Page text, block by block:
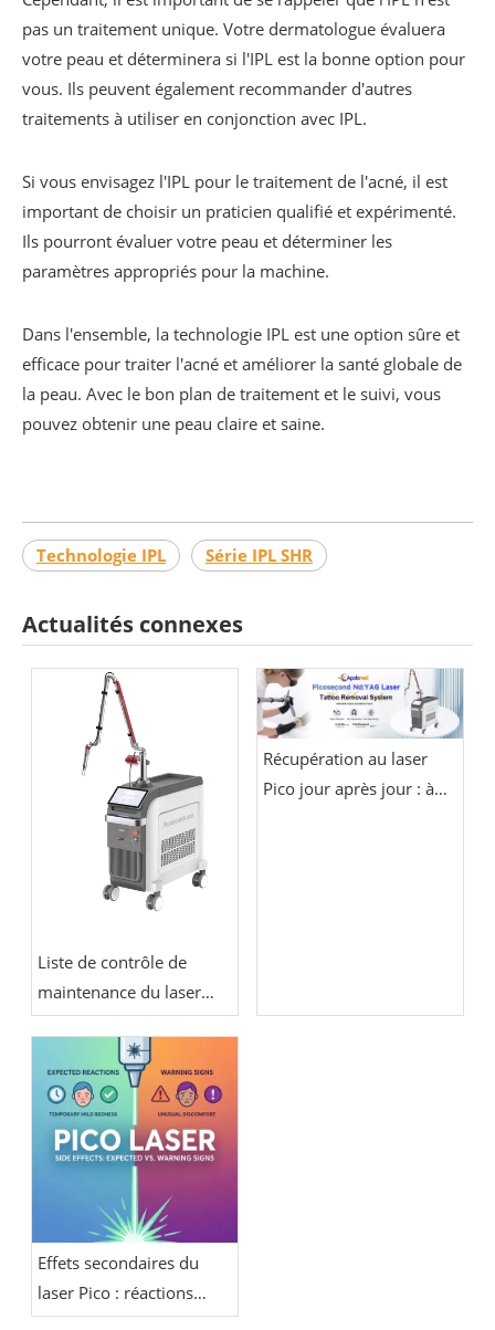
pas un traitement unique. Votre dermatologue évaluera
votre peau et déterminera si l'IPL est la bonne option pour
vous. Ils peuvent également recommander d'autres
traitements à utiliser en conjonction avec IPL.
Si vous envisagez l'IPL pour le traitement de l'acné, il est
important de choisir un praticien qualifié et expérimenté.
Ils pourront évaluer votre peau et déterminer les
paramètres appropriés pour la machine.
Dans l'ensemble, la technologie IPL est une option sûre et
efficace pour traiter l'acné et améliorer la santé globale de
la peau. Avec le bon plan de traitement et le suivi, vous
pouvez obtenir une peau claire et saine.
Technologie IPL Série IPL SHR
Actualités connexes
Liste de contrôle de
maintenance du laser
picoseconde :
refroidissement,
calibrage énergétique,
optique et entretien des
pièces à main
Récupération au laser
Pico jour après jour : à
Effets secondaires du
laser Pico : réactions
attendues par rapport